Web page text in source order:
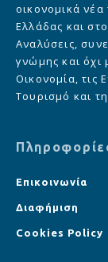
οικονομικά
Ελλάδας και
Αναλύσεις,
γνώμης και όχι
Οικονομία, τις
Τουρισμό και
Επικοινωνία
Διαφήμιση
Cookies Policy